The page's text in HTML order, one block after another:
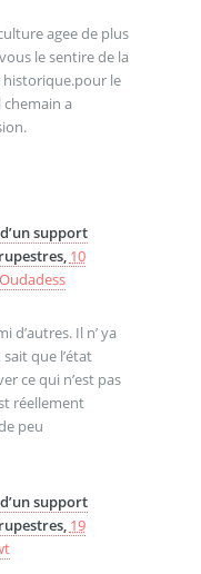
agee de plus
le sentire de la
le
a
support
10
d’autres. Il n’ ya
que l’état
ce qui n’est pas
réellement
peu
support
19